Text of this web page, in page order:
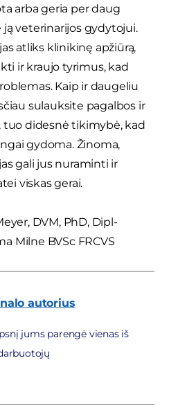
arba geria per daug
veterinarijos gydytojui.
atliks klinikinę apžiūrą,
ir kraujo tyrimus, kad
Kaip ir daugeliu
sulauksite pagalbos ir
tuo didesnė tikimybė, kad
gydoma. Žinoma,
gali jus nuraminti ir
viskas gerai.
DVM, PhD, Dipl-
Milne BVSc FRCVS
autorius
jums parengė vienas iš